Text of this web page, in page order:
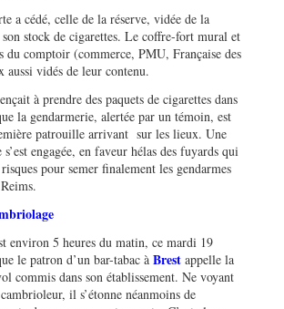
a cédé, celle de la réserve, vidée de la
stock de cigarettes. Le coffre-fort mural et
du comptoir (commerce, PMU, Française des
aussi vidés de leur contenu.
à prendre des paquets de cigarettes dans
la gendarmerie, alertée par un témoin, est
patrouille arrivant sur les lieux. Une
engagée, en faveur hélas des fuyards qui
pour semer finalement les gendarmes
environ 5 heures du matin, ce mardi 19
le patron d’un bar-tabac à Brest appelle la
commis dans son établissement. Ne voyant
il s’étonne néanmoins de